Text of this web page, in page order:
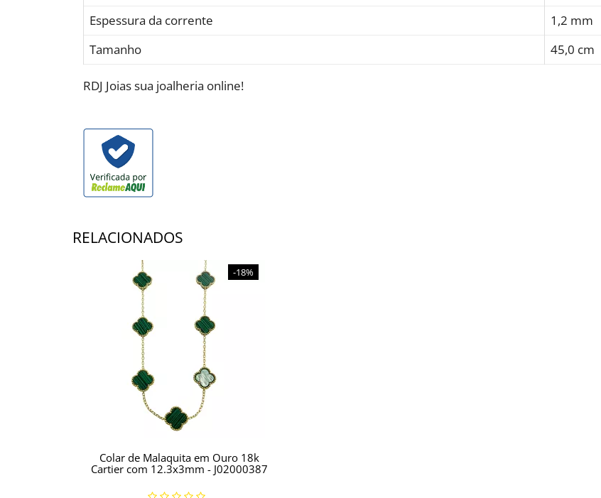
Espessura da corrente
1,2 mm
Tamanho
45,0 cm
RDJ Joias sua joalheria online!
RELACIONADOS
-18%
Colar de Malaquita em Ouro 18k
Cartier com 12.3x3mm - J02000387